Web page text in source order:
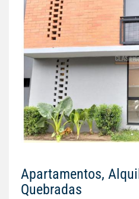
Apartamentos,
Quebradas